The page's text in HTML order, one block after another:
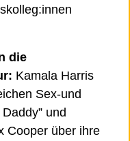
die
Kamala Harris
Sex-und
Cooper über ihre